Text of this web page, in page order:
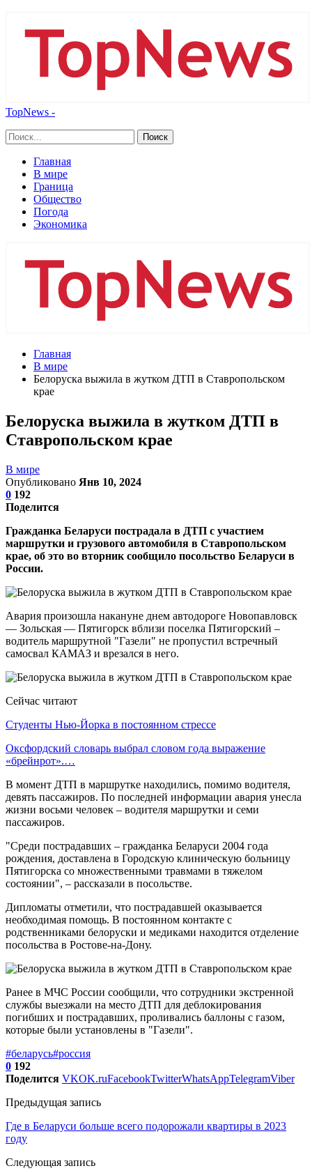
TopNews -
Главная
В мире
Граница
Общество
Погода
Экономика
Главная
В мире
Белоруска выжила в жутком ДТП в Ставропольском
крае
Белоруска выжила в жутком ДТП в
Ставропольском крае
В мире
Опубликовано Янв 10, 2024
0 192
Поделится
Гражданка Беларуси пострадала в ДТП с участием
маршрутки и грузового автомобиля в Ставропольском
крае, об это во вторник сообщило посольство Беларуси в
России.
Авария произошла накануне днем автодороге Новопавловск
— Зольская — Пятигорск вблизи поселка Пятигорский –
водитель маршрутной "Газели" не пропустил встречный
самосвал КАМАЗ и врезался в него.
Сейчас читают
Студенты Нью-Йорка в постоянном стрессе
Оксфордский словарь выбрал словом года выражение
«брейнрот».…
В момент ДТП в маршрутке находились, помимо водителя,
девять пассажиров. По последней информации авария унесла
жизни восьми человек – водителя маршрутки и семи
пассажиров.
"Среди пострадавших – гражданка Беларуси 2004 года
рождения, доставлена в Городскую клиническую больницу
Пятигорска со множественными травмами в тяжелом
состоянии", – рассказали в посольстве.
Дипломаты отметили, что пострадавшей оказывается
необходимая помощь. В постоянном контакте с
родственниками белоруски и медиками находится отделение
посольства в Ростове-на-Дону.
Ранее в МЧС России сообщили, что сотрудники экстренной
службы выезжали на место ДТП для деблокирования
погибших и пострадавших, проливались баллоны с газом,
которые были установлены в "Газели".
#беларусь#россия
0 192
Поделится VKOK.ruFacebookTwitterWhatsAppTelegramViber
Предыдущая запись
Где в Беларуси больше всего подорожали квартиры в 2023
году
Следующая запись